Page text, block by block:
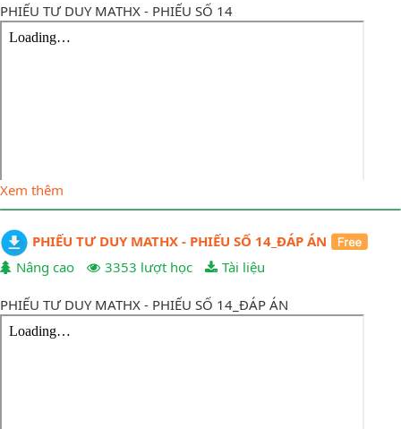
PHIẾU TƯ DUY MATHX - PHIẾU SỐ 14
Xem thêm
PHIẾU TƯ DUY MATHX - PHIẾU SỐ 14_ĐÁP ÁN
Nâng cao
3353 lượt học Tài liệu
PHIẾU TƯ DUY MATHX - PHIẾU SỐ 14_ĐÁP ÁN